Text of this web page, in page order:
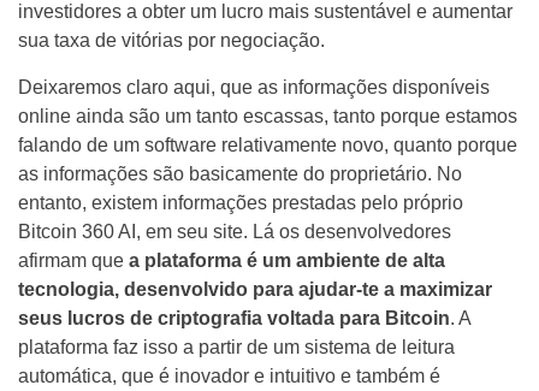
investidores a obter um lucro mais sustentável e aumentar
sua taxa de vitórias por negociação.
Deixaremos claro aqui, que as informações disponíveis
online ainda são um tanto escassas, tanto porque estamos
falando de um software relativamente novo, quanto porque
as informações são basicamente do proprietário. No
entanto, existem informações prestadas pelo próprio
Bitcoin 360 AI, em seu site. Lá os desenvolvedores
afirmam que a plataforma é um ambiente de alta
tecnologia, desenvolvido para ajudar-te a maximizar
seus lucros de criptografia voltada para Bitcoin. A
plataforma faz isso a partir de um sistema de leitura
automática, que é inovador e intuitivo e também é